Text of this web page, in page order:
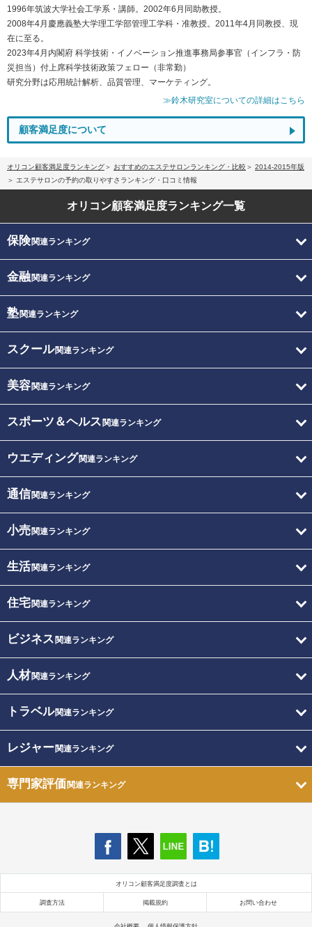
1996年筑波大学社会工学系・講師。2002年6月同助教授。
2008年4月慶應義塾大学理工学部管理工学科・准教授。2011年4月同教授、現
在に至る。
2023年4月内閣府 科学技術・イノベーション推進事務局参事官（インフラ・防
災担当）付上席科学技術政策フェロー（非常勤）
研究分野は応用統計解析、品質管理、マーケティング。
≫鈴木研究室についての詳細はこちら
顧客満足度について
オリコン顧客満足度ランキング おすすめのエステサロンランキング・比較
2014-2015年版
エステサロンの予約の取りやすさランキング・口コミ情報
オリコン顧客満足度ランキング一覧
保険関連ランキング
金融関連ランキング
塾関連ランキング
スクール関連ランキング
美容関連ランキング
スポーツ＆ヘルス 関連ランキング
ウエディング関連ランキング
通信関連ランキング
小売関連ランキング
生活関連ランキング
住宅関連ランキング
ビジネス 関連ランキング
人材関連ランキング
トラベル関連ランキング
レジャー関連ランキング
専門家評価関連ランキング
オリコン顧客満足度調査とは
調査方法 掲載規約 お問い合わせ